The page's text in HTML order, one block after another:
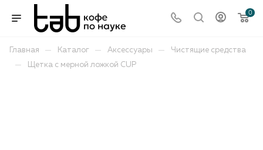
0
Главная — Каталог — Аксессуары — Чистящие средства
— Щетка с мерной ложкой CUP